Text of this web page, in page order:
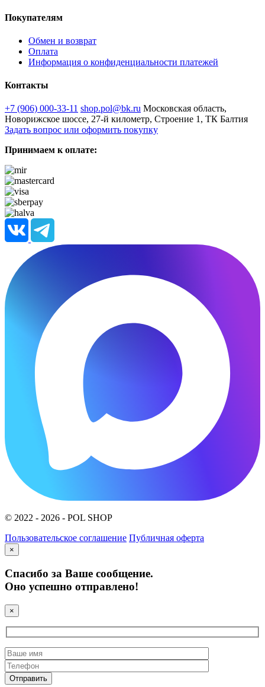
Покупателям
Обмен и возврат
Оплата
Информация о конфиденциальности платежей
Контакты
+7 (906) 000-33-11 shop.pol@bk.ru Московская область,
Новорижское шоссе, 27-й километр, Строение 1, ТК Балтия
Задать вопрос или оформить покупку
Принимаем к оплате:
© 2022 - 2026 - POL SHOP
Пользовательское соглашение Публичная оферта
×
Спасибо за Ваше сообщение.
Оно успешно отправлено!
×